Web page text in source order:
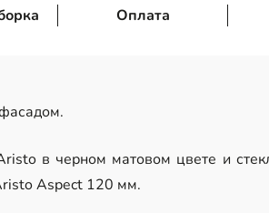
Оплата
в черном матовом цвете и
Aspect 120 мм.